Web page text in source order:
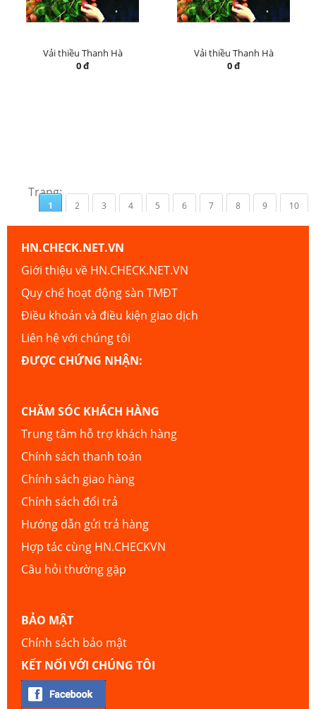
Vải thiều Thanh Hà
0 đ
Vải thiều Thanh Hà
0 đ
Trang:
1 2 3 4 5 6 7 8 9 10
HN.CHECK.NET.VN
Giới thiệu về HN.CHECK.NET.VN
Quy chế hoạt động sàn TMĐT
Điều khoản và điều kiện giao dịch
Liên hệ với chúng tôi
ĐƯỢC CHỨNG NHẬN:
CHĂM SÓC KHÁCH HÀNG
Trung tâm hỗ trợ khách hàng
Chính sách thanh toán
Chính sách giao hàng
Chính sách đổi trả
Hướng dẫn gửi trả hàng
Hợp tác cùng HN.CHECKVN
Câu hỏi thường gặp
BẢO MẬT
Chính sách bảo mật
KẾT NỐI VỚI CHÚNG TÔI